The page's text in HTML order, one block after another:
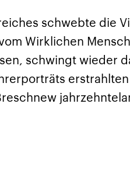
die
das
Aktuelle Lage und
Der Überfall der
Terrororganisation
auf Israel hat in der
Gewalt entfacht. Israel
schwebte die
Wirklichen
schwingt wieder